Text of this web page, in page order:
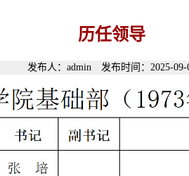
历任领导
发布人：admin 发布时间：2025-09-